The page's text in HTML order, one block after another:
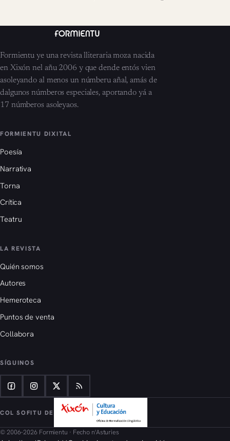
Formientu ye una revista lliteraria moza nacida
en Xixón nel añu 2006 y que dende entós vien
asoleyando al menos un númberu añal, amás de
dalgunos númberos especiales, aportando yá a
17 númberos asoleyaos.
FORMIENTU DIXITAL
Poesía
Narrativa
Torna
Crítica
Teatru
LA REVISTA
Quién somos
Autores
Hemeroteca
Puntos de venta
Collabora
SÍGUINOS
COL SOFITU DE
© 2006–2026 Formientu · Fecho n'Asturies